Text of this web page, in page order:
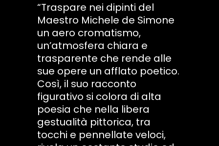
“Traspare nei dipinti del
Maestro Michele de Simone
un aero cromatismo,
un’atmosfera chiara e
trasparente che rende alle
sue opere un afflato poetico.
Così, il suo racconto
figurativo si colora di alta
poesia che nella libera
gestualità pittorica, tra
tocchi e pennellate veloci,